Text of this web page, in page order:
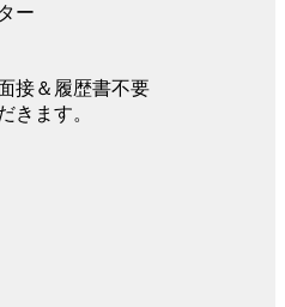
ー
接＆履歴書不要
きます。